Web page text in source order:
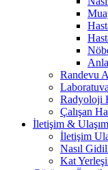
Randevu
Radyoloji
Çalışan
İletişim & Ulaşım
İletişim
Nasıl
Kat